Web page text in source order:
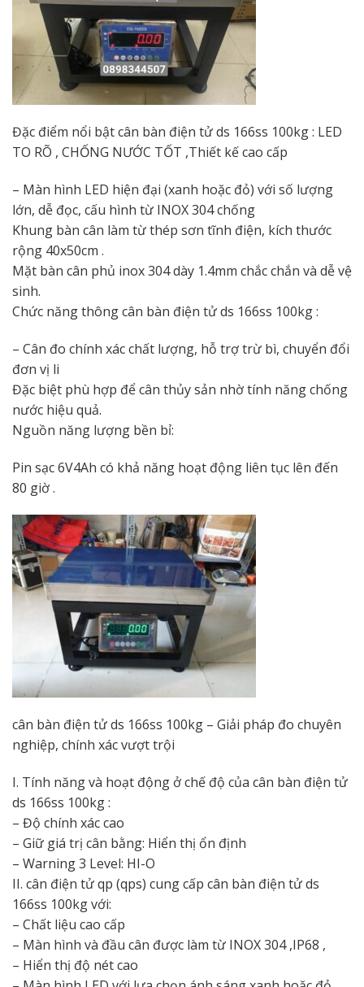
Đặc điểm nổi bật cân bàn điện tử ds 166ss 100kg : LED
TO RÕ , CHỐNG NƯỚC TỐT ,Thiết kế cao cấp
– Màn hình LED hiện đại (xanh hoặc đỏ) với số lượng
lớn, dễ đọc, cấu hình từ INOX 304 chống
Khung bàn cân làm từ thép sơn tĩnh điện, kích thước
rộng 40x50cm .
Mặt bàn cân phủ inox 304 dày 1.4mm chắc chắn và dễ vệ
sinh.
Chức năng thông cân bàn điện tử ds 166ss 100kg :
– Cân đo chính xác chất lượng, hỗ trợ trừ bì, chuyển đổi
đơn vị li
Đặc biệt phù hợp để cân thủy sản nhờ tính năng chống
nước hiệu quả.
Nguồn năng lượng bền bỉ:
Pin sạc 6V4Ah có khả năng hoạt động liên tục lên đến
80 giờ .
cân bàn điện tử ds 166ss 100kg – Giải pháp đo chuyên
nghiệp, chính xác vượt trội
I. Tính năng và hoạt động ở chế độ của cân bàn điện tử
ds 166ss 100kg :
– Độ chính xác cao
– Giữ giá trị cân bằng: Hiển thị ổn định
– Warning 3 Level: HI-O
II. cân điện tử qp (qps) cung cấp cân bàn điện tử ds
166ss 100kg với:
– Chất liệu cao cấp
– Màn hình và đầu cân được làm từ INOX 304 ,IP68 ,
– Hiển thị độ nét cao